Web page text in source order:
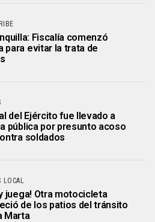
Fiscalía comenzó
para evitar la trata de
del Ejército fue llevado a
pública por presunto acoso
soldados
LOCAL
juega! Otra motocicleta
de los patios del tránsito
Marta